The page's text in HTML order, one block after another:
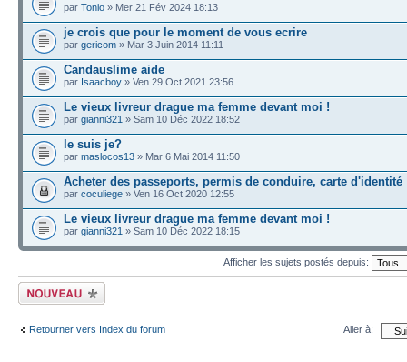
par Tonio » Mer 21 Fév 2024 18:13
je crois que pour le moment de vous ecrire
par gericom » Mar 3 Juin 2014 11:11
Candauslime aide
par Isaacboy » Ven 29 Oct 2021 23:56
Le vieux livreur drague ma femme devant moi !
par gianni321 » Sam 10 Déc 2022 18:52
le suis je?
par maslocos13 » Mar 6 Mai 2014 11:50
Acheter des passeports, permis de conduire, carte d'identité
par coculiege » Ven 16 Oct 2020 12:55
Le vieux livreur drague ma femme devant moi !
par gianni321 » Sam 10 Déc 2022 18:15
Afficher les sujets postés depuis:
Écrire un nouveau
sujet
Retourner vers Index du forum Aller à: